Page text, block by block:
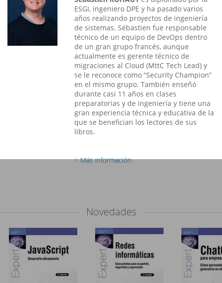
ESGI, ingeniero DPE y ha pasado varios
años realizando proyectos de ingeniería
de sistemas. Sébastien fue responsable
técnico de un equipo de DevOps dentro
de un gran grupo francés, aunque
actualmente es gerente técnico de
migraciones al Cloud (MttC Tech Lead) y
se le reconoce como “Security Champion”
en el mismo grupo. También enseñó
durante casi 11 años en clases
preparatorias y de ingeniería y tiene una
gran experiencia técnica y educativa de la
que se benefician los lectores de sus
libros.
Más información
Novedades